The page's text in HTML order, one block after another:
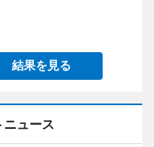
結果を見る
ニュース